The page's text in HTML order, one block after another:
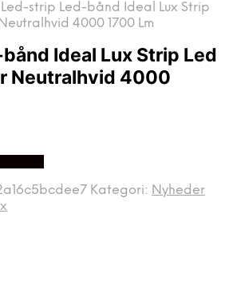
Led-strip Led-bånd Ideal Lux Strip
4000 1700 Lm
Ideal Lux Strip Led
Neutralhvid 4000
Kategori: Nyheder